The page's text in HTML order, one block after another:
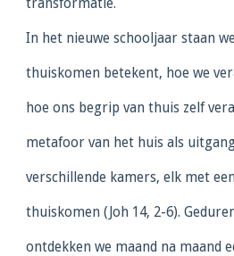
transformatie.
In het nieuwe schooljaar staan
thuiskomen betekent, hoe we
hoe ons begrip van thuis zelf
metafoor van het huis als
verschillende kamers, elk met
thuiskomen (Joh 14, 2-6).
ontdekken we maand na maand